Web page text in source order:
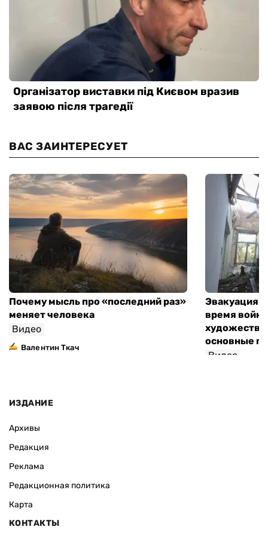
ВАС ЗАИНТЕРЕСУЕТ
Почему мысль про «последний раз»
меняет человека
Видео
Валентин Ткач
Эвакуация
время
основные
Видео
ИЗДАНИЕ
Архивы
Редакция
Реклама
Редакционная политика
Карта
КОНТАКТЫ